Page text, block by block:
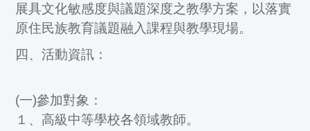
展具文化敏感度與議題深度之教學方案，以落實
原住民族教育議題融入課程與教學現場。
四、活動資訊：
(一)參加對象：
１、高級中等學校各領域教師。